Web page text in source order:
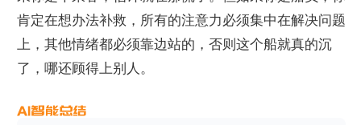
肯定在想办法补救，所有的注意力必须集中在解决问题
上，其他情绪都必须靠边站的，否则这个船就真的沉
了，哪还顾得上别人。